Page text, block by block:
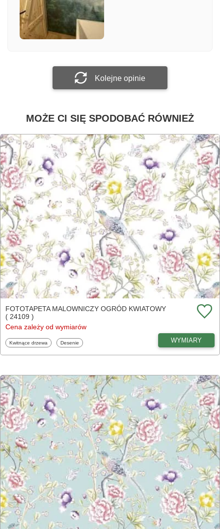
Załącz zdjęcie
Kolejne opinie
MOŻE CI SIĘ SPODOBAĆ RÓWNIEŻ
FOTOTAPETA MALOWNICZY OGRÓD KWIATOWY
( 24109 )
Cena zależy od wymiarów
Fototapety
Kwitnące drzewa Fototapety
Desenie WYMIARY